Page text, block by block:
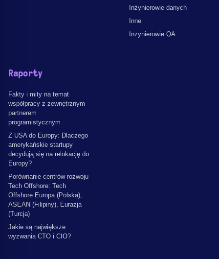
Inżynierowie danych
Inne
Inżynierowie QA
Raporty
Fakty i mity na temat
współpracy z zewnętrznym
partnerem
programistycznym
Z USA do Europy: Dlaczego
amerykańskie startupy
decydują się na relokację do
Europy?
Porównanie centrów rozwoju
Tech Offshore: Tech
Offshore Europa (Polska),
ASEAN (Filipiny), Eurazja
(Turcja)
Jakie są największe
wyzwania CTO i CIO?